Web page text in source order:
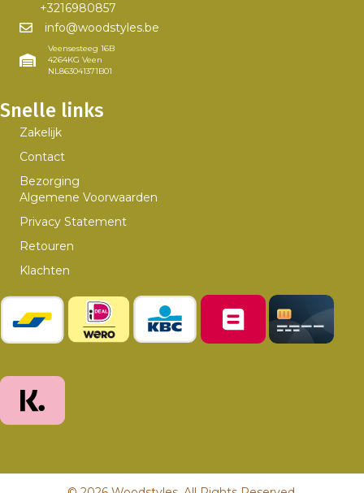
+3216980857
info@woodstyles.be
Veensesteeg 16B
4264KG Veen
NL863041371B01
Snelle links
Zakelijk
Contact
Bezorging
Algemene Voorwaarden
Privacy Statement
Retouren
Klachten